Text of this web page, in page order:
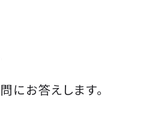
にお答えします。